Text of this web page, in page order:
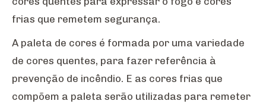
frias que remetem segurança.
A paleta de cores é formada por uma variedade
de cores quentes, para fazer referência à
prevenção de incêndio. E as cores frias que
compõem a paleta serão utilizadas para remeter